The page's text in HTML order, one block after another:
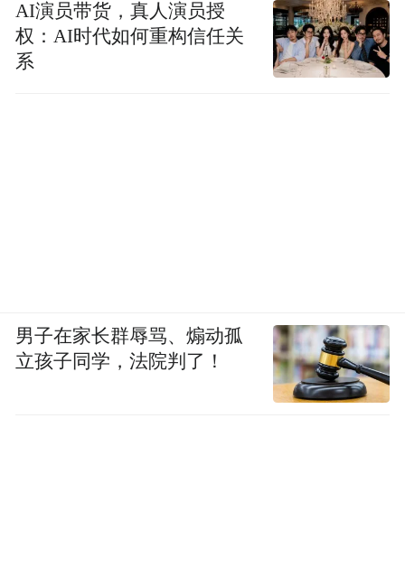
AI演员带货，真人演员授
权：AI时代如何重构信任关
系
男子在家长群辱骂、煽动孤
立孩子同学，法院判了！